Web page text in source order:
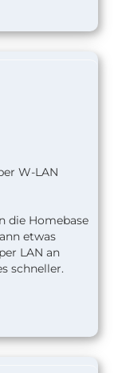
W-LAN
die Homebase
etwas
LAN an
schneller.